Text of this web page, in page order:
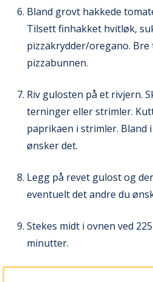
Bland grovt hakkede
Tilsett finhakket hvitløk,
pizzakrydder/oregano.
pizzabunnen.
Riv gulosten på et rivjern.
terninger eller strimler.
paprikaen i strimler. Bland
ønsker det.
Legg på revet gulost og
eventuelt det andre du
Stekes midt i ovnen ved 225
minutter.